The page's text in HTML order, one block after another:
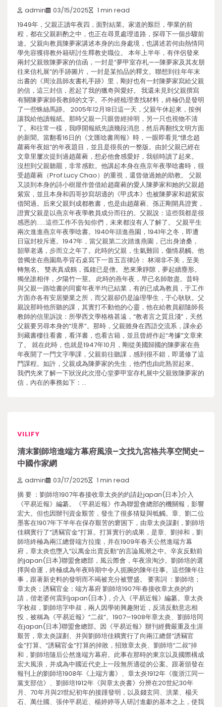
admin 03/15/2025 1 min read
1949年，父親正讀年夜四，面對結業。家道的艱巨，學業的前
程，都在父親斟酌之中，也正在尋覓處理道路，探尋下一個步驟前
途。父親向教員陳夢家講述本身的出身處境，也講述若何由熱情同
學先容獲得教外籍研討生釋教史職位。 本年上半年，有伴侶發來
兩封父親致陳夢家的信函，一封是“夢甲室存札——陳夢家及其友朋
往來信札展”的手跡圖片，一封是某拍品的釋文。聯想到往年年末
出書的《周汝昌師友書札手跡》里，剛好也有一封陳夢家寫給父親
的信，這三封信，惹起了我的獵奇與愛好。 我還未見到父親撰寫
有關陳夢家師長教師的文字。不外經梳理查找材料，終極仍是發明
了一些蛛絲馬跡。 2005年12月18日這一天，父親午休起來，按例
讓我給他讀報紙。那時父親一只眼曾經掉明，另一只也視物不清
了。和往常一樣，我睜開報紙先讀幾段消息，然后再翻找文明方面
的新聞。當翻看16日的《文匯唸書周報》時，一眼即看見“懷念趙
蘿蕤年夜姐”的年夜題目，並且是很長的一整版。由於父親已經在
文章里屢次提到過趙蘿蕤，想必他會感愛好，我頓時讀了起來。
沒想到父親聽罷，非常感歎。他講起本身在燕京年夜學唸書時，很
受趙蘿蕤（Prof.Lucy Chao）的重視，還曾做過她的助教。 父親
又談到本身的詩小樹屋作曾借給趙蘿蕤的愛人陳夢家和她的父親趙
紫宸，並且本身和四哥抄寫胡適的《甲戌本》也被陳夢家和趙紫宸
借閱過。后來父親到成都教書，也是由趙蘿蕤、孫正剛開具證實，
證實父親是以燕京年夜學教員成分而往的。父親說：這些我都是很
感恩的……這些工作不告知你們，未來都沒有人了解了。 父親平生
兩次進進燕京年夜學唸書。1940年頭進燕園，1941年之冬，即遭
日寇封校斥逐。1947年，當父親第二次踏進燕園，已出身滄桑，
韶華老邁，步而立之年了。此時的父親，生氣難回，傷情易觸。他
曾獨坐在燕園島亭背石桌寫下一首五言律詩： 林湖非不美，至美
轉無名。 雙表真成鶴，孤鐘已是僧。 愁來乘靜隙，夢起續塵形。
獨坐誰相伴，夕陽竹一莖。 此時的燕年夜，早已名師散盡。昔時
與父親一路唸書的同窗年夜半均已結業，有的已成為教員，于工作
方面亦各有安居樂業之所，而父親卻仍是論理學生，于心耿耿。父
親說那時他所聽的課，其實打不動他的心靈，他在給教員顧隨師長
教師的信里訴說：所學西文學格格甚遠，“教者言之質且淺”，天然
父親要另尋本身的“境界”。那時，父親雖身在西語交流系，課余必
到藏書樓往看書，看洋書，也看古籍，並且曾經作起“考據”文章來
了。 就在此時，也就是1947年10月，剛從美國歸國的陳夢家在燕
年夜開了一門文字學課，父親前往聽課，感到很不錯，即選修了這
門課程。如許，父親成為陳夢家的先生，他們也由此熟習起來。
我們先來了解一下狀況此次澄心堂夢甲室存札展中父親致陳夢家的
信，內在的事務如下：…
VILIFY
清末劉師培進端方幕府風浪–文找九宮格共享空間史–
中國作家網
admin 03/17/2025 1 min read
摘 要 ：劉師培1907年春接收章太炎的約請赴japan(日本)介入
《平易近報》編纂。《平易近報》作為聯盟會總部的機關報，影響
宏大。但也因辦刊資金艱苦，發生了很多猜疑與牴觸。章、劉二位
墨客在1907年下半年在保存艱苦的窘困下，由章太炎謀劃，劉師培
佳耦實行了“誘竊官金”打算。打算實行的成果，是章、劉掉和，劉
師培終極為兩江總督端方拉攏，并在1909年春天公然進端方幕
府，章太炎也墮入“以萬金出賣反動”的言論風潮之中。辛亥反動前
的japan(日本)聯盟會總部，風云際會，年夜浪淘沙。劉師培的選
擇與命運，終極成為年夜時期中令人扼腕的陳年往事。這些陳年往
事，跟著新史料的發明而不竭被充分被豐盛。 要害詞 ：劉師培；
章太炎；誘竊官金；端方幕府 劉師培1907年春接收章太炎的約
請，偕老婆何震到japan(日本)，介入《平易近報》編纂。章太炎
字枚叔，劉師培字申叔，兩人因學術興趣附近，反清反動意志相
投，被稱為《平易近報》“二叔”。1907—1908年章太炎、劉師培同
在japan(日本)聯盟會總部。因《平易近報》辦刊經費嚴重及生涯
艱苦，章太炎謀劃、并與劉師培佳耦實行了向兩江總督“誘竊官
金”打算。“誘竊官金”打算的掉敗，招致章太炎、劉師培“二叔”掉
和，劉師培隨后公然進端方幕府。此事在那時的東京以及國際構成
宏大風浪，并成為中國近代史上一段無所適從的公案。跟著頒發在
報刊上的劉師培1908年《上端方書》、章太炎1912年《復浙江同一
黨支部信》、劉師培1912年《與章太炎書》分辨在20世紀30年
月、70年月與21世紀初年的接踵發明，以及錢玄同、洪業、楊天
石、萬仕國、張仲平易近、楊婷婷等人研討進獻的基本之上，使我